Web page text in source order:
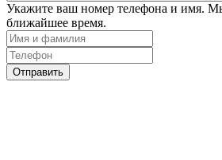
Укажите ваш номер телефона и имя.
ближайшее время.
Отправить